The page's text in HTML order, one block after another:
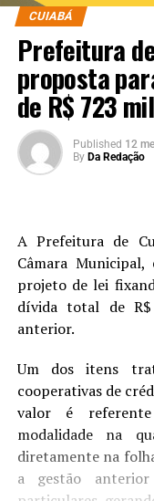
CUIABÁ
Prefeitura
proposta
de R$ 723
Published 12
By Da Redação
A Prefeitura de
Câmara
projeto de lei
dívida total de R$
anterior.
Um dos itens
cooperativas de
valor é referente
modalidade na
diretamente na
a gestão